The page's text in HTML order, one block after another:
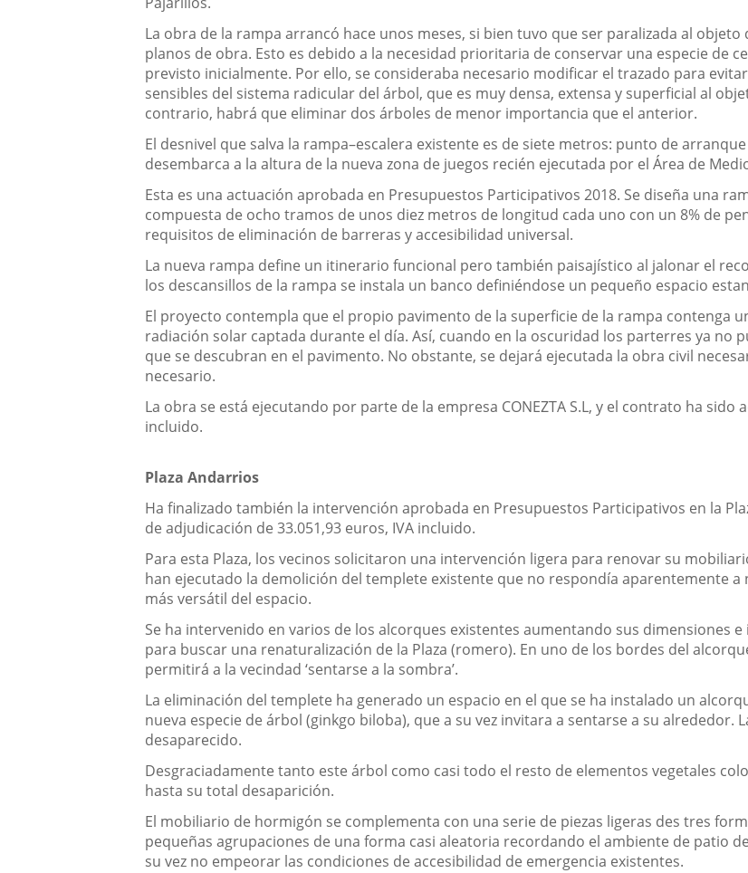
La obra de la rampa arrancó hace unos meses, si bien tuvo que ser paralizada al
planos de obra. Esto es debido a la necesidad prioritaria de conservar una especie de
previsto inicialmente. Por ello, se consideraba necesario modificar el trazado para
sensibles del sistema radicular del árbol, que es muy densa, extensa y superficial al
contrario, habrá que eliminar dos árboles de menor importancia que el anterior.
El desnivel que salva la rampa–escalera existente es de siete metros: punto de
desembarca a la altura de la nueva zona de juegos recién ejecutada por el Área de
Esta es una actuación aprobada en Presupuestos Participativos 2018. Se diseña una
compuesta de ocho tramos de unos diez metros de longitud cada uno con un 8% de
requisitos de eliminación de barreras y accesibilidad universal.
La nueva rampa define un itinerario funcional pero también paisajístico al jalonar el
los descansillos de la rampa se instala un banco definiéndose un pequeño espacio
El proyecto contempla que el propio pavimento de la superficie de la rampa contenga
radiación solar captada durante el día. Así, cuando en la oscuridad los parterres ya
que se descubran en el pavimento. No obstante, se dejará ejecutada la obra civil
necesario.
La obra se está ejecutando por parte de la empresa CONEZTA S.L, y el contrato ha
incluido.
Plaza Andarrios
Ha finalizado también la intervención aprobada en Presupuestos Participativos en la
de adjudicación de 33.051,93 euros, IVA incluido.
Para esta Plaza, los vecinos solicitaron una intervención ligera para renovar su
han ejecutado la demolición del templete existente que no respondía aparentemente
más versátil del espacio.
Se ha intervenido en varios de los alcorques existentes aumentando sus dimensiones
para buscar una renaturalización de la Plaza (romero). En uno de los bordes del
permitirá a la vecindad ‘sentarse a la sombra’.
La eliminación del templete ha generado un espacio en el que se ha instalado un
nueva especie de árbol (ginkgo biloba), que a su vez invitara a sentarse a su
desaparecido.
Desgraciadamente tanto este árbol como casi todo el resto de elementos vegetales
hasta su total desaparición.
El mobiliario de hormigón se complementa con una serie de piezas ligeras des tres
pequeñas agrupaciones de una forma casi aleatoria recordando el ambiente de patio
su vez no empeorar las condiciones de accesibilidad de emergencia existentes.